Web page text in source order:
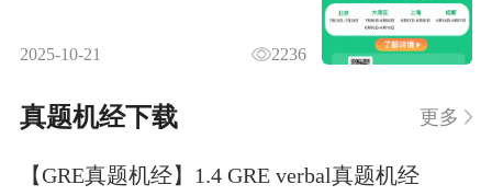
2025-10-21 2236
真题机经下载 更多
【GRE真题机经】1.4 GRE verbal真题机经